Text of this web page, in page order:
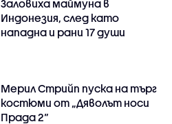
Заловиха маймуна в
Индонезия, след като
нападна и рани 17 души
Мерил Стрийп пуска на търг
костюми от „Дяволът носи
Прада 2“